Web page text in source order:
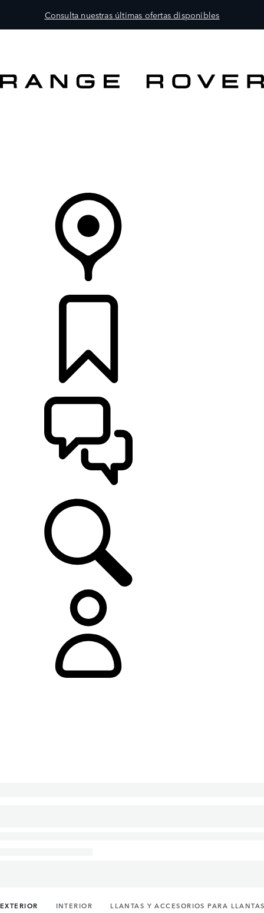
Consulta nuestras últimas ofertas disponibles
EXTERIOR INTERIOR LLANTAS Y ACCESORIOS PARA